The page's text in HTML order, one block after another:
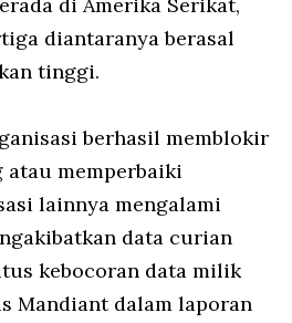
di Amerika Serikat,
diantaranya berasal
tinggi.
berhasil memblokir
atau memperbaiki
lainnya mengalami
data curian
kebocoran data milik
Mandiant dalam laporan